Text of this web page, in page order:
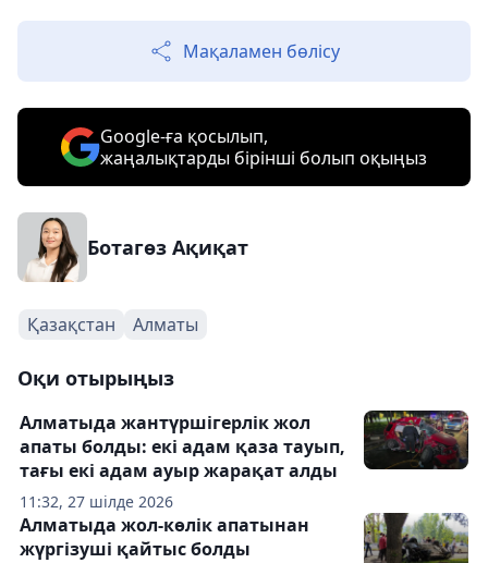
Мақаламен бөлісу
Google-ға қосылып,
жаңалықтарды бірінші болып оқыңыз
Ботагөз Ақиқат
Қазақстан Алматы
Оқи отырыңыз
11:32, 27 шілде 2026
Алматыда жантүршігерлік жол
апаты болды: екі адам қаза тауып,
тағы екі адам ауыр жарақат алды
Алматыда жол-көлік апатынан
жүргізуші қайтыс болды